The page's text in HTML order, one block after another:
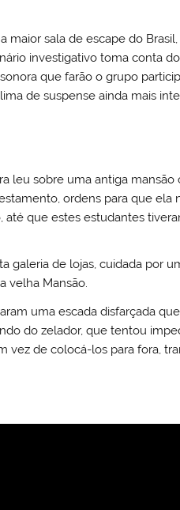
maior sala de escape do
investigativo toma conta
que farão o grupo
de suspense ainda mais
leu sobre uma antiga
ordens para que ela
que estes estudantes
galeria de lojas, cuidada por
velha Mansão.
uma escada disfarçada
do zelador, que tentou
vez de colocá-los para fora,